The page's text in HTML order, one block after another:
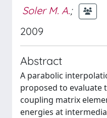
Soler M. A.;
2009
Abstract
A parabolic
proposed to evaluate
coupling matrix
energies at